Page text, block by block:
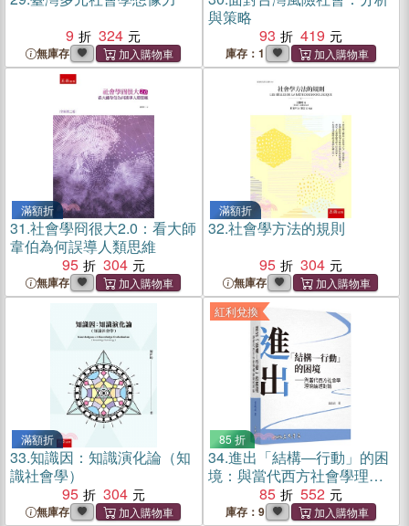
9
324
無庫存
與策略
93
419
庫存：1
滿額折
31.社會學冏很大2.0：看大師
韋伯為何誤導人類思維
95
304
無庫存
滿額折
32.社會學方法的規則
95
304
無庫存
滿額折
33.知識因：知識演化論（知
識社會學）
95
304
無庫存
紅利兌換
85 折
34.進出「結構―行動」的困
境：與當代西方社會學理論
論述對話(三版)
85 552
庫存：9